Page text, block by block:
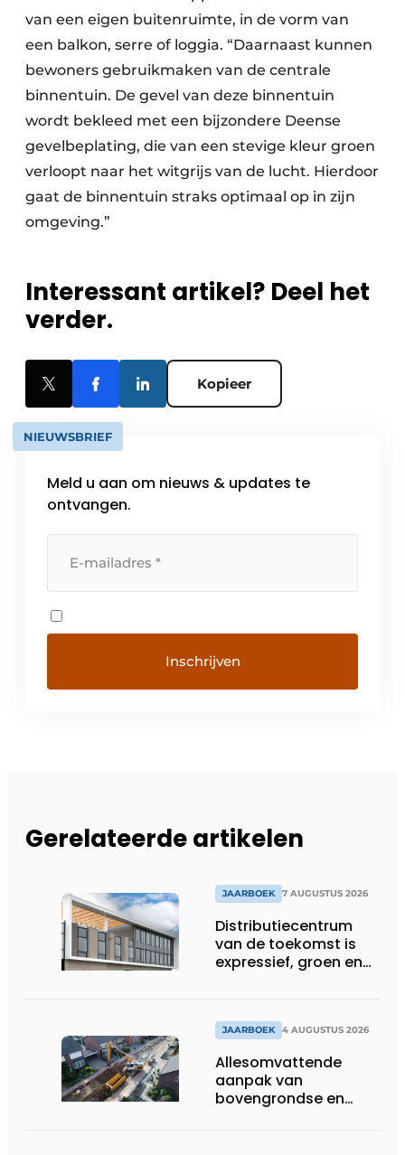
van een eigen buitenruimte, in de vorm van
een balkon, serre of loggia. “Daarnaast kunnen
bewoners gebruikmaken van de centrale
binnentuin. De gevel van deze binnentuin
wordt bekleed met een bijzondere Deense
gevelbeplating, die van een stevige kleur groen
verloopt naar het witgrijs van de lucht. Hierdoor
gaat de binnentuin straks optimaal op in zijn
omgeving.”
Interessant artikel? Deel het
verder.
Kopieer
NIEUWSBRIEF
Meld u aan om nieuws & updates te
ontvangen.
Gerelateerde artikelen
JAARBOEK 7 AUGUSTUS 2026
Distributiecentrum
van de toekomst is
expressief, groen en
JAARBOEK 4 AUGUSTUS 2026
Allesomvattende
aanpak van
bovengrondse en